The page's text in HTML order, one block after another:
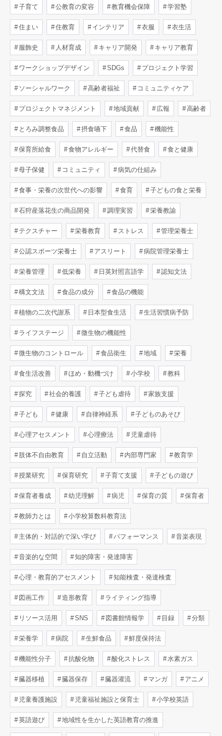
子育て 公教育の変容 教育機会保障 学習塾
住まい 住教育 インテリア 衣服 衣生活
服飾史 人材育成 キャリア開発 キャリア教育
ワークショップデザイン SDGs プロジェクト学習
ソーシャルワーク 高齢者福祉 コミュニティケア
プロジェクトマネジメント 地域貢献 広報 高齢者
とろみ調整食品 摂食嚥下 食品 機能性
保育所給食 食物アレルギー 代替食 食と健康
母子保健 コミュニティ 病気の仕組み
食事・栄養の次世代への影響 食育 子どもの食と栄養
石狩産落花生の商品開発 調理実習 栄養教諭
テクスチャー 栄養教育 ストレス 管理栄養士
公認スポーツ栄養士 アスリート 病院管理栄養士
栄養管理 低栄養 日英対照言語学 認知文法
構文文法 食品の成分 食品の機能
植物の二次代謝系 日本型食生活 生活習慣病予防
ライフステージ 微生物の機能性
微生物のコントロール 食品衛生 地域 栄養
食生活改善 ほめ・動機づけ 小学校 教科
探究 社会的養護 子ども虐待 家族支援
子ども 健康 自律神経系 子どものあそび
心理アセスメント 心理療法 児童虐待
肢体不自由教育 自立活動 内部専門家 教育学
授業研究 保育研究 子育て支援 子どもの遊び
保育者養成 幼児理解 病児 保育の質 保育者
教師力とは 小学校算数科教育法
主体的・対話的で深い学び パフォーマンス 音楽表現
音楽的な空間 知的障害・発達障害
心理・教育的アセスメント 知能検査・発達検査
図画工作 造形教育 ライティング指導
リソース活用 SNS 図書館情報学 目録 分類
栄養学 病院 生鮮食品 鮮度保持法
機能性分子 抗酸化物 酸化ストレス 水素ガス
臓器移植 臓器保存 臓器灌流 マンガ アニメ
児童養護施設 児童福祉施設と保育士 小学校英語
英語遊び 地域性を生かした英語教育の推進